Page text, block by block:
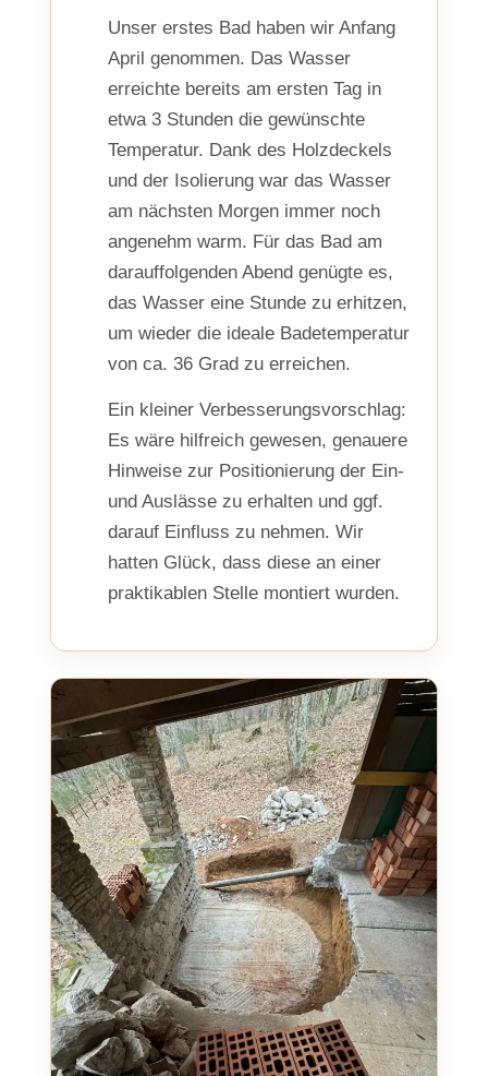
Unser erstes Bad haben wir Anfang
April genommen. Das Wasser
erreichte bereits am ersten Tag in
etwa 3 Stunden die gewünschte
Temperatur. Dank des Holzdeckels
und der Isolierung war das Wasser
am nächsten Morgen immer noch
angenehm warm. Für das Bad am
darauffolgenden Abend genügte es,
das Wasser eine Stunde zu erhitzen,
um wieder die ideale Badetemperatur
von ca. 36 Grad zu erreichen.
Ein kleiner Verbesserungsvorschlag:
Es wäre hilfreich gewesen, genauere
Hinweise zur Positionierung der Ein-
und Auslässe zu erhalten und ggf.
darauf Einfluss zu nehmen. Wir
hatten Glück, dass diese an einer
praktikablen Stelle montiert wurden.